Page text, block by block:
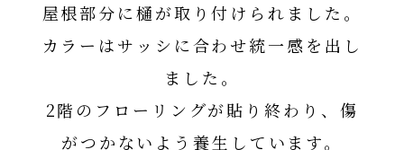
屋根部分に樋が取り付けられました。
カラーはサッシに合わせ統一感を出し
ました。
2階のフローリングが貼り終わり、傷
がつかないよう養生しています。